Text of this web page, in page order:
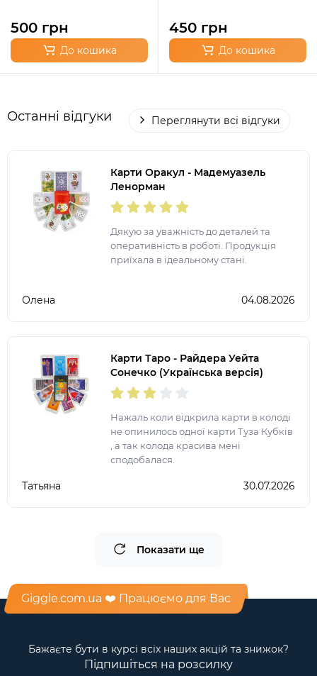
500 грн
До кошика
450 грн
До кошика
Останні відгуки Переглянути всі відгуки
Карти Оракул - Мадемуазель
Ленорман
Дякую за уважність до деталей та
оперативність в роботі. Продукція
приїхала в ідеальному стані.
Олена 04.08.2026
Карти Таро - Райдера Уейта
Сонечко (Українська версія)
Нажаль коли відкрила карти в колоді
не опинилось одної карти Туза Кубків
, а так колода красива мені
сподобалася.
Татьяна 30.07.2026
Показати ще
Giggle.com.ua ❤️ Працюємо для Вас
Бажаєте бути в курсі всіх наших акцій та знижок?
Підпишіться на розсилку